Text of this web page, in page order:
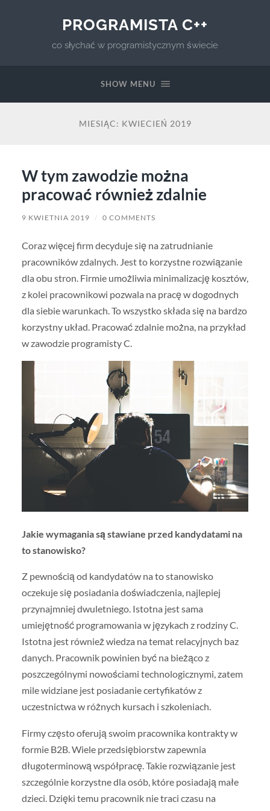
PROGRAMISTA C++
co słychać w programistycznym świecie
SHOW MENU
MIESIĄC: KWIECIEŃ 2019
W tym zawodzie można
pracować również zdalnie
9 KWIETNIA 2019 / 0 COMMENTS
Coraz więcej firm decyduje się na zatrudnianie
pracowników zdalnych. Jest to korzystne rozwiązanie
dla obu stron. Firmie umożliwia minimalizację kosztów,
z kolei pracownikowi pozwala na pracę w dogodnych
dla siebie warunkach. To wszystko składa się na bardzo
korzystny układ. Pracować zdalnie można, na przykład
w zawodzie programisty C.
Jakie wymagania są stawiane przed kandydatami na
to stanowisko?
Z pewnością od kandydatów na to stanowisko
oczekuje się posiadania doświadczenia, najlepiej
przynajmniej dwuletniego. Istotna jest sama
umiejętność programowania w językach z rodziny C.
Istotna jest również wiedza na temat relacyjnych baz
danych. Pracownik powinien być na bieżąco z
poszczególnymi nowościami technologicznymi, zatem
mile widziane jest posiadanie certyfikatów z
uczestnictwa w różnych kursach i szkoleniach.
Firmy często oferują swoim pracownika kontrakty w
formie B2B. Wiele przedsiębiorstw zapewnia
długoterminową współpracę. Takie rozwiązanie jest
szczególnie korzystne dla osób, które posiadają małe
dzieci. Dzięki temu pracownik nie traci czasu na